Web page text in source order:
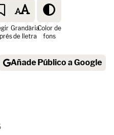
Grandària
de lletra
Color de
fons
Añade Público a Google